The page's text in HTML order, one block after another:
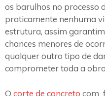
os barulhos no processo
praticamente nenhuma
estrutura, assim
chances menores de
qualquer outro tipo de
comprometer toda a
O corte de concreto com